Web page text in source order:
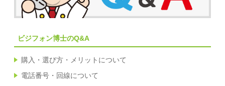
ビジフォン博士のQ&A
購入・選び方・メリットについて
電話番号・回線について